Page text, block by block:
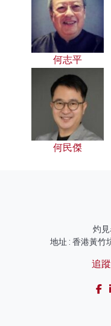
何志平
何民傑
灼
地址 : 香港黃竹
追